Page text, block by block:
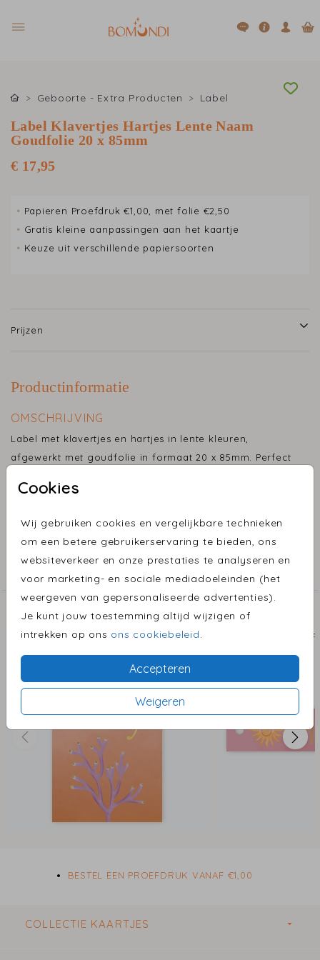
Cookies
Wij gebruiken cookies en vergelijkbare technieken
om een betere gebruikerservaring te bieden, ons
websiteverkeer en onze prestaties te analyseren en
voor marketing- en sociale mediadoeleinden (het
weergeven van gepersonaliseerde advertenties).
Je kunt jouw toestemming altijd wijzigen of
intrekken op ons ons cookiebeleid.
Accepteren
Weigeren
Geboorte - Extra Producten Label
Label Klavertjes Hartjes Lente Naam
Goudfolie 20 x 85mm
€ 17,95
• Papieren Proefdruk €1,00, met folie €2,50
• Gratis kleine aanpassingen aan het kaartje
• Keuze uit verschillende papiersoorten
Prijzen
Productinformatie
OMSCHRIJVING
Label met klavertjes en hartjes in lente kleuren,
afgewerkt met goudfolie in formaat 20 x 85mm. Perfect
met deze labels die passen bij het geboortekaartje.
Deze labels maken jouw doopsuiker, bedankjes of
Voor elk geboortekaartje kan er een bijpassende label
ontworpen worden, zodat alles één geheel vormt.
De labels worden gedrukt op glad stevig karton en
kunnen naar wens worden afgewerkt metfoliedrukof
. Het labeltje heeft een afmeting van 20 x
85mm en worden per 16 stuks gedrukt. Elk label heeft
een vooraf gestanst gaatje, zodat deze met een koord
of lintje bevestigd kunnen worden.
Via de handige editor kun je de stickers naar wens
COLLECTIE
ONTDEK MEER MOOIE ONTWERPEN
Label
BESTEL EEN PROEFDRUK VANAF €1,00
COLLECTIE KAARTJES